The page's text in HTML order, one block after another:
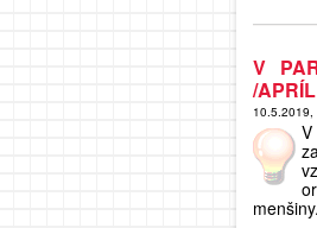
V
/
10.5.2019,